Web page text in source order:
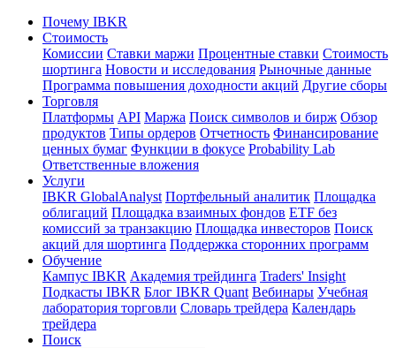
Почему IBKR
Стоимость
Комиссии Ставки маржи Процентные ставки Стоимость
шортинга Новости и исследования Рыночные данные
Программа повышения доходности акций Другие сборы
Торговля
Платформы API Маржа Поиск символов и бирж Обзор
продуктов Типы ордеров Отчетность Финансирование
ценных бумаг Функции в фокусе Probability Lab
Ответственные вложения
Услуги
IBKR GlobalAnalyst Портфельный аналитик Площадка
облигаций Площадка взаимных фондов ETF без
комиссий за транзакцию Площадка инвесторов Поиск
акций для шортинга Поддержка сторонних программ
Обучение
Кампус IBKR Академия трейдинга Traders' Insight
Подкасты IBKR Блог IBKR Quant Вебинары Учебная
лаборатория торговли Словарь трейдера Календарь
трейдера
Поиск